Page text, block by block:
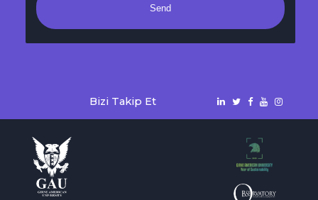
Send
Bizi Takip Et